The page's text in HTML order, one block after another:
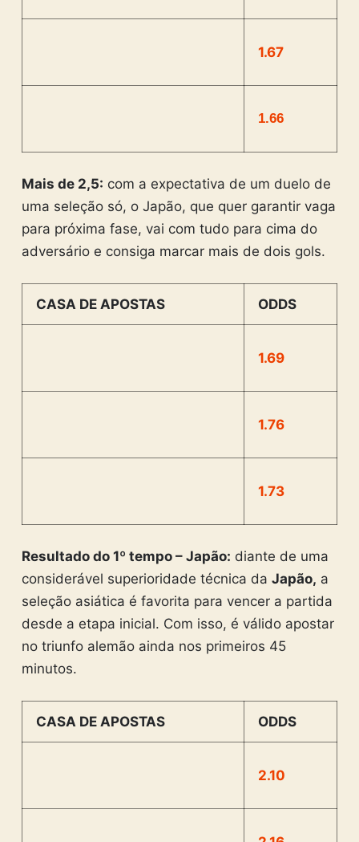
1.67
1.66
Mais de 2,5: com a expectativa de um duelo de
uma seleção só, o Japão, que quer garantir vaga
para próxima fase, vai com tudo para cima do
adversário e consiga marcar mais de dois gols.
CASA DE APOSTAS ODDS
1.69
1.76
1.73
Resultado do 1º tempo – Japão: diante de uma
considerável superioridade técnica da Japão, a
seleção asiática é favorita para vencer a partida
desde a etapa inicial. Com isso, é válido apostar
no triunfo alemão ainda nos primeiros 45
minutos.
CASA DE APOSTAS ODDS
2.10